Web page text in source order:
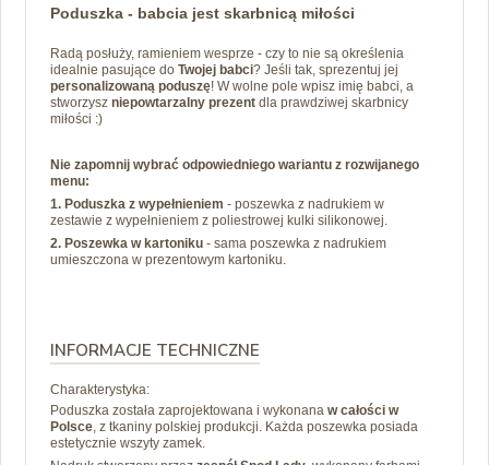
Poduszka - babcia jest skarbnicą miłości
Radą posłuży, ramieniem wesprze - czy to nie są określenia
idealnie pasujące do Twojej babci? Jeśli tak, sprezentuj jej
personalizowaną poduszę! W wolne pole wpisz imię babci, a
stworzysz niepowtarzalny prezent dla prawdziwej skarbnicy
miłości :)
Nie zapomnij wybrać odpowiedniego wariantu z rozwijanego
menu:
1. Poduszka z wypełnieniem - poszewka z nadrukiem w
zestawie z wypełnieniem z poliestrowej kulki silikonowej.
2. Poszewka w kartoniku - sama poszewka z nadrukiem
umieszczona w prezentowym kartoniku.
INFORMACJE TECHNICZNE
Charakterystyka:
Poduszka została zaprojektowana i wykonana w całości w
Polsce, z tkaniny polskiej produkcji. Każda poszewka posiada
estetycznie wszyty zamek.